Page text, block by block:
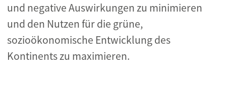
und negative Auswirkungen zu minimieren
und den Nutzen für die grüne,
sozioökonomische Entwicklung des
Kontinents zu maximieren.